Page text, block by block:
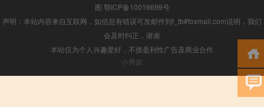
图 鄂ICP备10016699号
声明：本站内容来自互联网，如信息有错误可发邮件到f_fb#foxmail.com说明，我们
会及时纠正，谢谢
本站仅为个人兴趣爱好，不接盈利性广告及商业合作
小男孩